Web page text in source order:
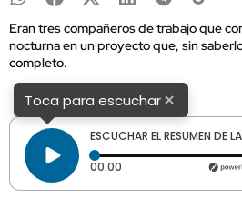
Eran tres compañeros de trabajo que
nocturna en un proyecto que, sin
completo.
Toca para escuchar×
ESCUCHAR EL RESUMEN DE
00:00 Tiempo transcurrido: